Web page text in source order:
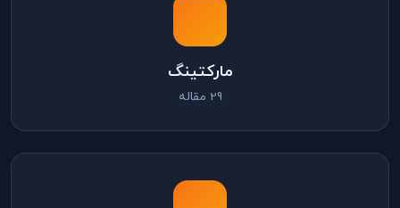
مارکتینگ
29 مقاله